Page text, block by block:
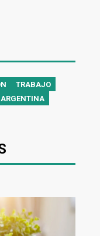
TRABAJO
ARGENTINA